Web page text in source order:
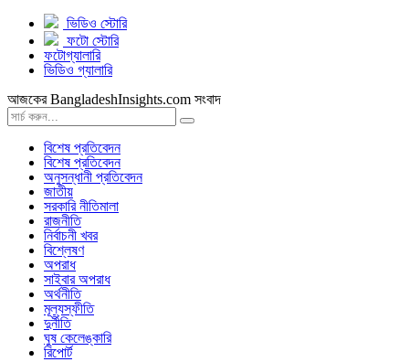
ভিডিও স্টোরি
ফটো স্টোরি
ফটোগ্যালারি
ভিডিও গ্যালারি
আজকের BangladeshInsights.com সংবাদ
বিশেষ প্রতিবেদন
বিশেষ প্রতিবেদন
অনুসন্ধানী প্রতিবেদন
জাতীয়
সরকারি নীতিমালা
রাজনীতি
নির্বাচনী খবর
বিশ্লেষণ
অপরাধ
সাইবার অপরাধ
অর্থনীতি
মূল্যস্ফীতি
দুর্নীতি
ঘুষ কেলেঙ্কারি
রিপোর্ট